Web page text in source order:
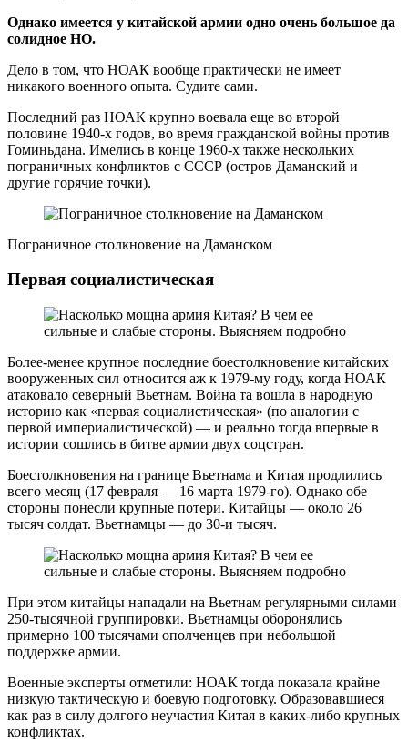
Однако имеется у китайской армии одно очень большое да
солидное НО.
Дело в том, что НОАК вообще практически не имеет
никакого военного опыта. Судите сами.
Последний раз НОАК крупно воевала еще во второй
половине 1940-х годов, во время гражданской войны против
Гоминьдана. Имелись в конце 1960-х также нескольких
пограничных конфликтов с СССР (остров Даманский и
другие горячие точки).
Пограничное столкновение на Даманском
Первая социалистическая
Более-менее крупное последние боестолкновение китайских
вооруженных сил относится аж к 1979-му году, когда НОАК
атаковало северный Вьетнам. Война та вошла в народную
историю как «первая социалистическая» (по аналогии с
первой империалистической) — и реально тогда впервые в
истории сошлись в битве армии двух соцстран.
Боестолкновения на границе Вьетнама и Китая продлились
всего месяц (17 февраля — 16 марта 1979-го). Однако обе
стороны понесли крупные потери. Китайцы — около 26
тысяч солдат. Вьетнамцы — до 30-и тысяч.
При этом китайцы нападали на Вьетнам регулярными силами
250-тысячной группировки. Вьетнамцы оборонялись
примерно 100 тысячами ополченцев при небольшой
поддержке армии.
Военные эксперты отметили: НОАК тогда показала крайне
низкую тактическую и боевую подготовку. Образовавшиеся
как раз в силу долгого неучастия Китая в каких-либо крупных
конфликтах.